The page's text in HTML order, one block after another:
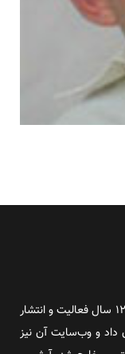
روز آنلاین روزنامه‌ای اینترنتی بود که پس از طول ۱۲ سال فعالیت و انتشار
خود پایان داد و وب‌سایت آن نیز